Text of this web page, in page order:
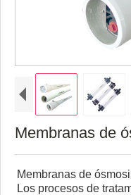
Membranas de
Membranas de
Los procesos de